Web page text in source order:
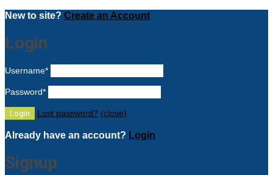
New to site? Create an Account
Login
Username*
Password*
Lost password? (close)
Already have an account? Login
Signup